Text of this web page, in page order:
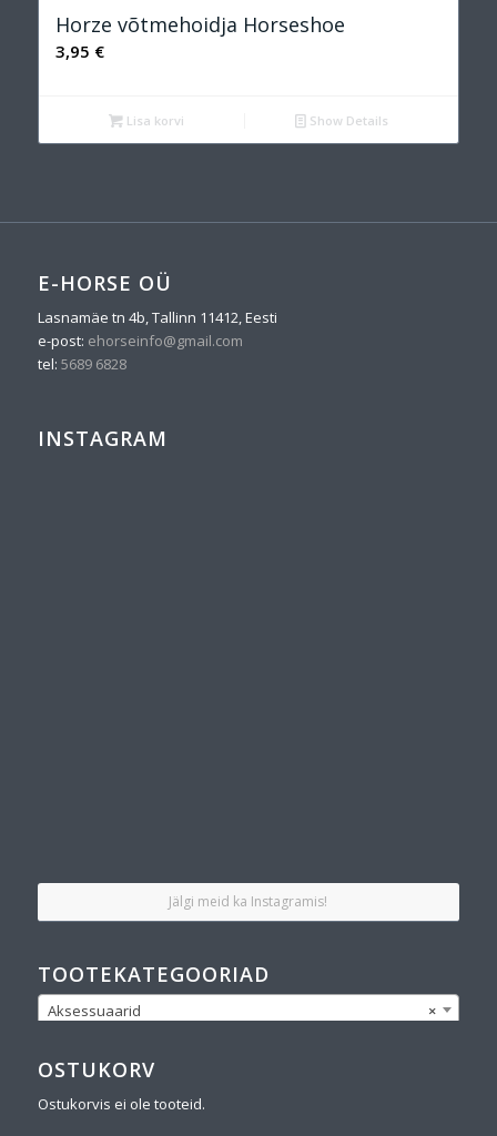
Horze võtmehoidja Horseshoe
3,95 €
Lisa korvi Show Details
E-HORSE OÜ
Lasnamäe tn 4b, Tallinn 11412, Eesti
e-post: ehorseinfo@gmail.com
tel: 5689 6828
INSTAGRAM
Jälgi meid ka Instagramis!
TOOTEKATEGOORIAD
×
Aksessuaarid
OSTUKORV
Ostukorvis ei ole tooteid.